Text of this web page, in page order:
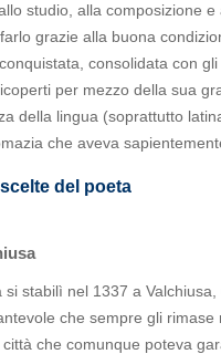
studio, alla composizione e
grazie alla buona
consolidata con
per mezzo della sua
della lingua (soprattutto
che aveva
del poeta
si stabilì nel 1337 a
che sempre gli rimase
che comunque poteva